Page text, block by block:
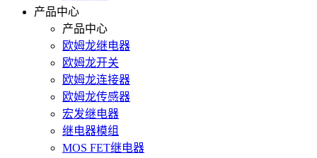
产品中心
产品中心
欧姆龙继电器
欧姆龙开关
欧姆龙连接器
欧姆龙传感器
宏发继电器
继电器模组
MOS FET继电器